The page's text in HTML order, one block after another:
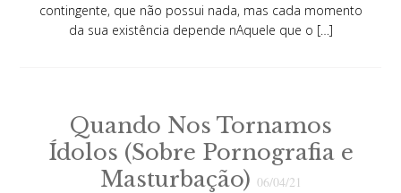
contingente, que não possui nada, mas cada momento
da sua existência depende nAquele que o […]
Quando Nos Tornamos
Ídolos (Sobre Pornografia e
Masturbação) 06/04/21